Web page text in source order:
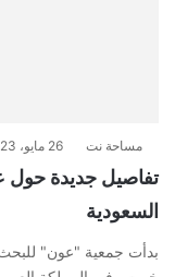
مساحة نت 26 مايو، 2023
تفاصيل جديدة
السعودية
بدأت جمعية "عون"